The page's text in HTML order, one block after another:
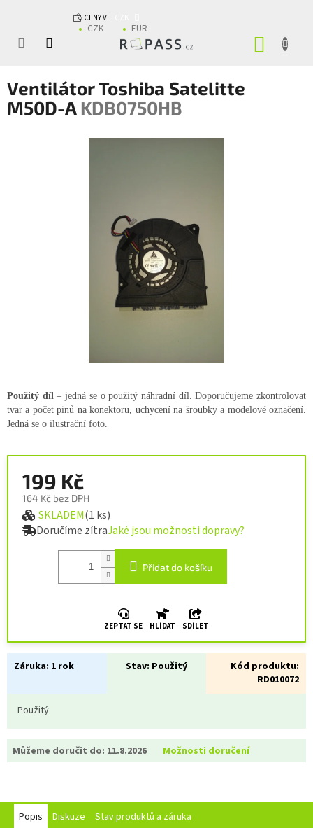
CENY V:
CZK EUR
Ventilátor Toshiba Satelitte
M50D-AKDB0750HB
199 Kč
164 Kč bez DPH
Měrná cena:
SKLADEM(1 ks)
Doručíme zítraJaké jsou možnosti dopravy?
Přidat do košíku
ZEPTAT SE HLÍDAT SDÍLET
Záruka: 1 rok Stav: Použitý
Kód produktu:
RD010072
Použitý
Můžeme doručit do: 11.8.2026 Možnosti doručení
Použitý díl– jedná se o použitý náhradní díl. Doporučujeme zkontrolovat
tvar a počet pinů na konektoru, uchycení na šroubky a modelové označení.
Jedná se o ilustrační foto.
Popis Diskuze Stav produktů a záruka